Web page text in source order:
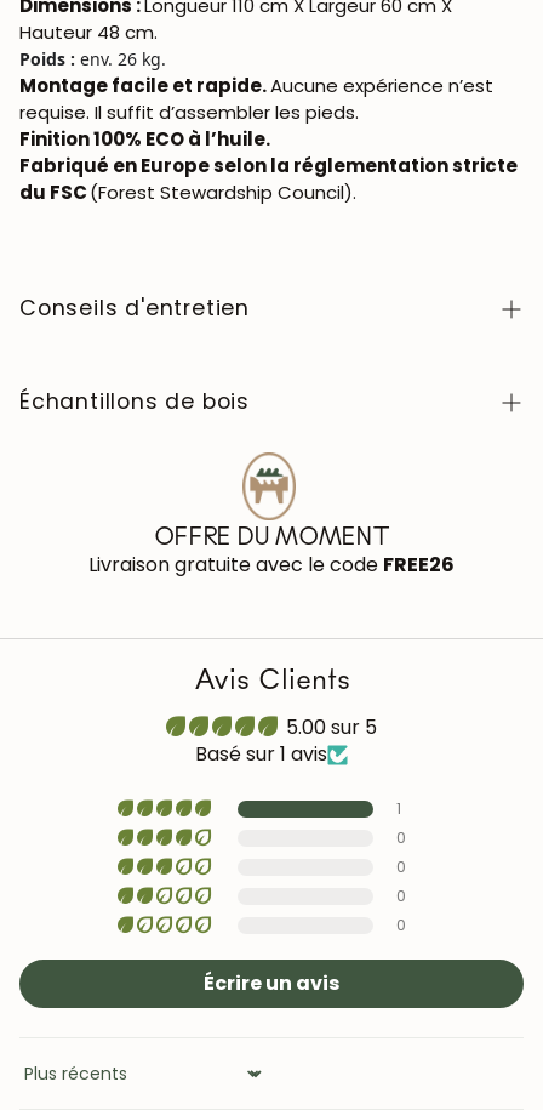
Dimensions :Longueur 110 cm X Largeur 60 cm X
Hauteur 48 cm.
Poids : env. 26 kg.
Montage facile et rapide.Aucune expérience n’est
requise. Il suffit d’assembler les pieds.
Finition 100% ECO à l’huile.
Fabriqué en Europe selon la réglementation stricte
du FSC(Forest Stewardship Council).
Conseils d'entretien
humide. Évitez tout contact avec des produits
de l’utiliser, nous vous conseillons de cirer la table avec
une cire naturelle pour le bois afin de former une fine
couche de protection pour éviter l'absorption de
liquides. Tous les autres meubles doivent être traités 1
à 2 fois par an avec de l'huile de tung (abrasin) pour
protéger et hydrater le bois.
Échantillons de bois
Pour acheter les échantillons de couleurs de bois de la
collection NordicStory, cliquezici
OFFRE DU MOMENT
Livraison gratuite avec le code FREE26
Avis Clients
5.00 sur 5
Basé sur 1 avis
1
0
0
0
0
Écrire un avis
Sort by